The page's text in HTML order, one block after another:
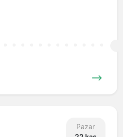
Pazar